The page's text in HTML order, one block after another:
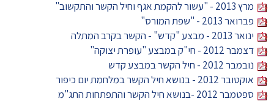
מרץ 2013 - "עשור להקמת אגף וחיל הקשר והתקשוב"
פברואר 2013 - "שפת המורס"
ינואר 2013 - מבצע "קדש" - הקשר בקרב המתלה
דצמבר 2012 - חי"ק במבצע "עופרת יצוקה"
נובמבר 2012 - חיל הקשר במבצע קדש
אוקטובר 2012 - בנושא חיל הקשר במלחמת יום כיפור
ספטמבר 2012 -בנושא חיל הקשר והתפתחות התג"מ